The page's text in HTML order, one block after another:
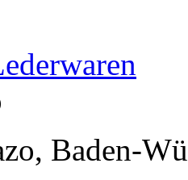
Baden-